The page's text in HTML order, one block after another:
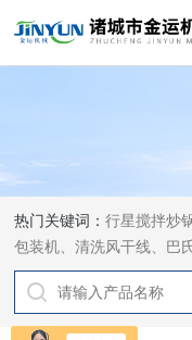
热门关键词：行星搅拌炒
包装机、清洗风干线、巴
干机